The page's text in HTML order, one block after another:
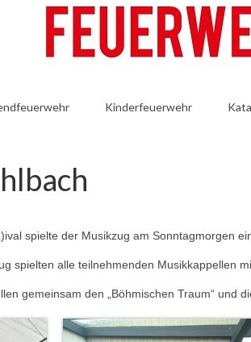
Kinderfeuerwehr
spielte der Musikzug am Sonntagmorgen
spielten alle teilnehmenden Musikkappellen
gemeinsam den „Böhmischen Traum“ und